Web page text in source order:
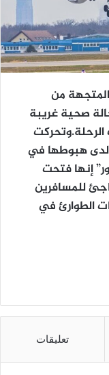
المتجهة من
صحية غريبة
لدى هبوطها في
إنها فتحت
للمسافرين
الطوارئ في
تعليقات